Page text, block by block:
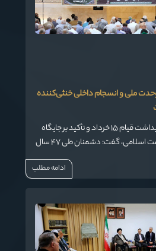
ملی و انسجام داخلی خنثی‌کننده
آیت‌الله نورمفیدی با گرامیداشت قیام ۱۵ خرداد و تأکید بر جایگاه
تاریخی این رویداد در نهضت اسلامی، گفت: دشمنان طی ۴۷ سال
از جنگ و تحریم تا فشارهای سیاسی و
جمهوری اسلامی بوده‌اند، اما ملتادامه مطلب